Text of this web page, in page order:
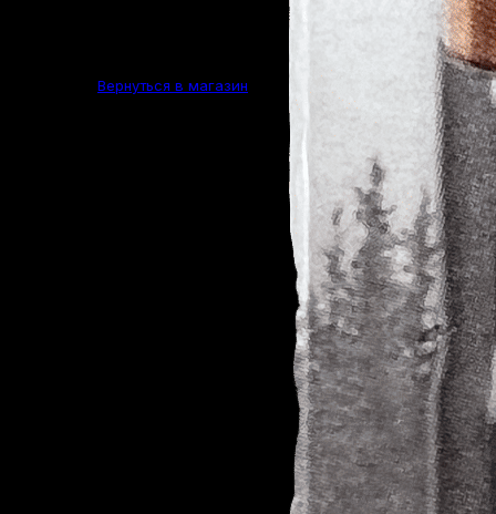
Вернуться в магазин